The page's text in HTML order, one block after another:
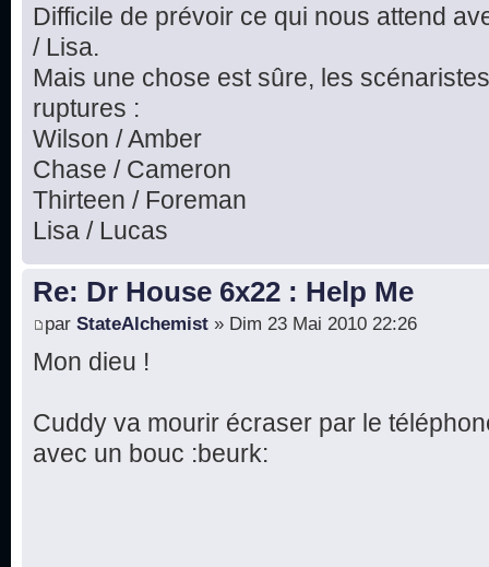
Difficile de prévoir ce qui nous attend
/ Lisa.
Mais une chose est sûre, les
ruptures :
Wilson / Amber
Chase / Cameron
Thirteen / Foreman
Lisa / Lucas
Re: Dr House 6x22 : Help Me
par StateAlchemist » Dim 23 Mai 2010 22:26
Mon dieu !
Cuddy va mourir écraser par le
avec un bouc :beurk: